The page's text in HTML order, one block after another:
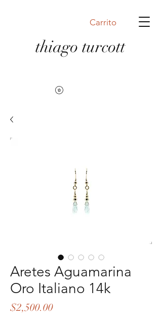
Carrito
thiago turcott
Aretes Aguamarina
Oro Italiano 14k
$2,500.00Precio